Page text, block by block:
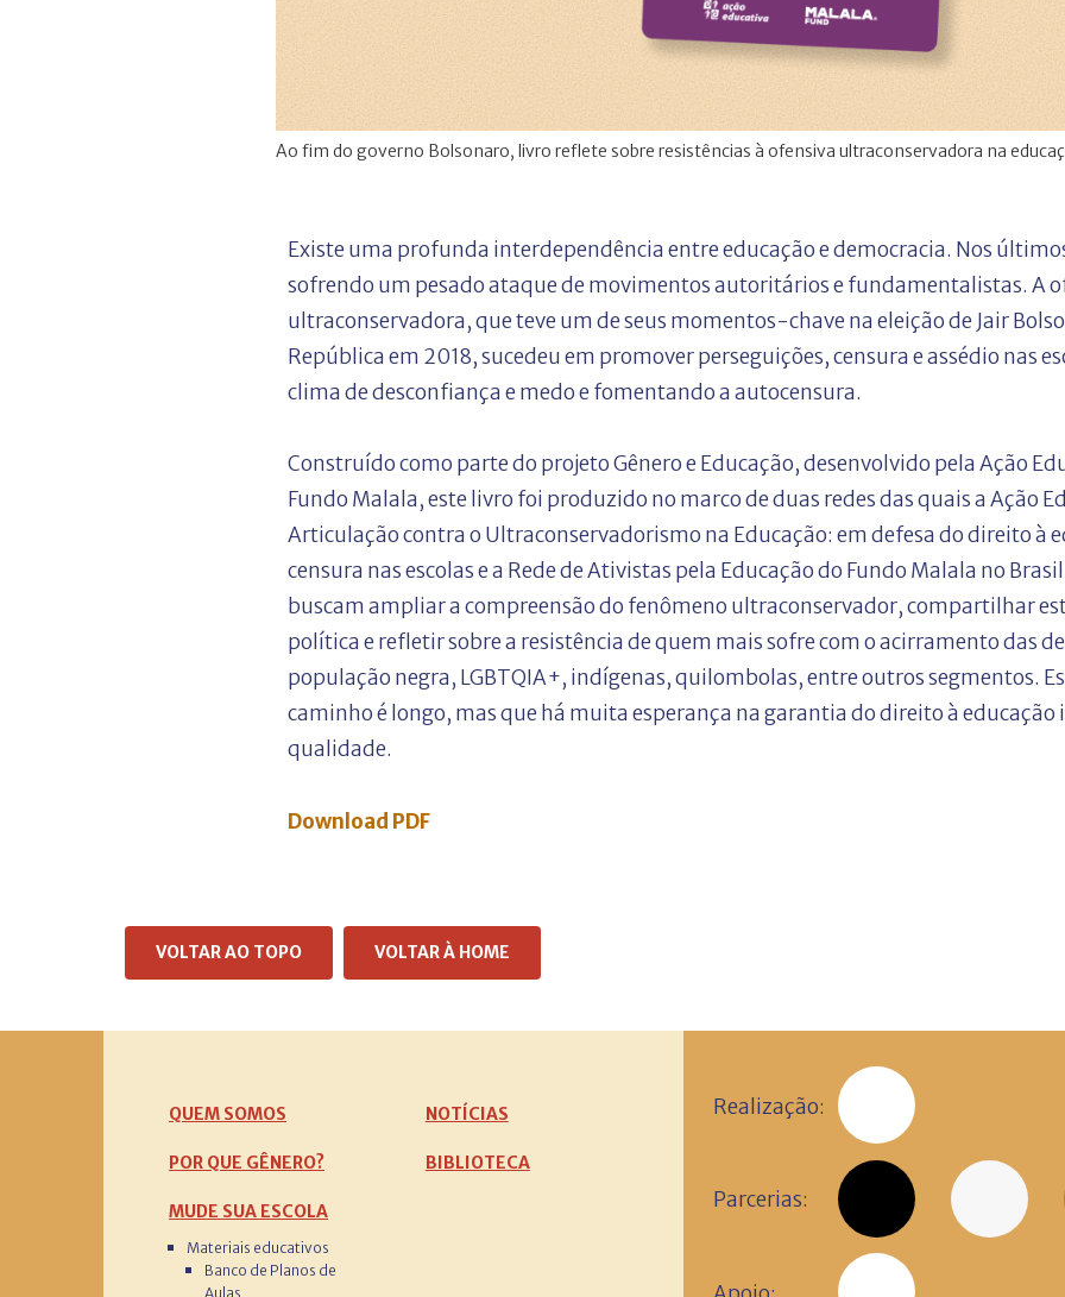
Ao fim do governo Bolsonaro, livro reflete sobre resistências à ofensiva ultraconservadora na
Existe uma profunda interdependência entre educação e democracia. Nos
sofrendo um pesado ataque de movimentos autoritários e fundamentalistas. A
ultraconservadora, que teve um de seus momentos-chave na eleição de Jair
República em 2018, sucedeu em promover perseguições, censura e assédio nas
clima de desconfiança e medo e fomentando a autocensura.
Construído como parte do projeto Gênero e Educação, desenvolvido pela Ação
Fundo Malala, este livro foi produzido no marco de duas redes das quais a Ação
Articulação contra o Ultraconservadorismo na Educação: em defesa do direito à
censura nas escolas e a Rede de Ativistas pela Educação do Fundo Malala no
buscam ampliar a compreensão do fenômeno ultraconservador, compartilhar
política e refletir sobre a resistência de quem mais sofre com o acirramento das
população negra, LGBTQIA+, indígenas, quilombolas, entre outros segmentos.
caminho é longo, mas que há muita esperança na garantia do direito à educação
qualidade.
Download PDF
VOLTAR AO TOPO VOLTAR À HOME
QUEM SOMOS
POR QUE GÊNERO?
MUDE SUA ESCOLA
Materiais educativos
Banco de Planos de
Aulas
NOTÍCIAS
BIBLIOTECA
Realização:
Parcerias: